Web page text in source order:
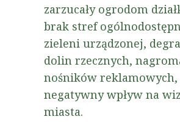
zarzucały ogrodom
brak stref
zieleni urządzonej,
dolin rzecznych,
nośników
negatywny wpływ na
miasta.